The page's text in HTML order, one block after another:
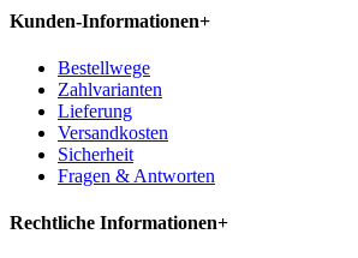
Kunden-Informationen+
Bestellwege
Zahlvarianten
Lieferung
Versandkosten
Sicherheit
Fragen & Antworten
Rechtliche Informationen+